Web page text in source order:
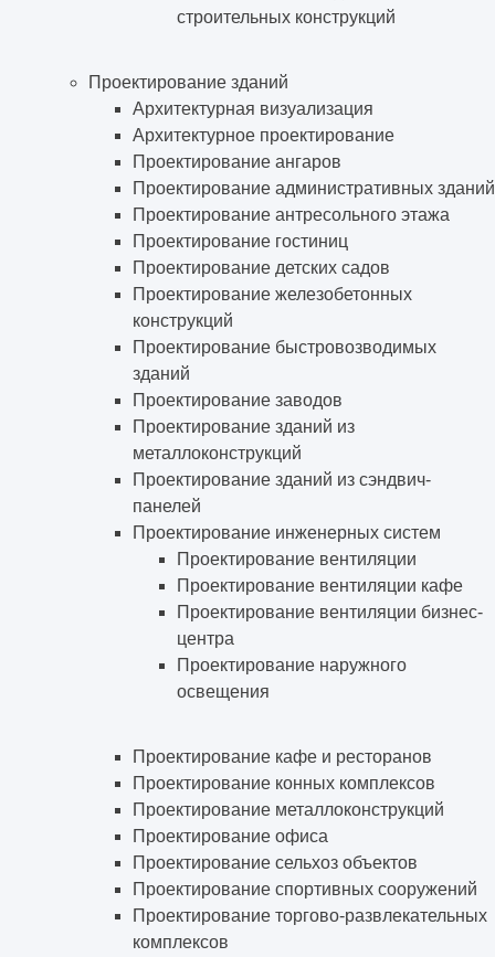
строительных конструкций
Проектирование зданий
Архитектурная визуализация
Архитектурное проектирование
Проектирование ангаров
Проектирование административных зданий
Проектирование антресольного этажа
Проектирование гостиниц
Проектирование детских садов
Проектирование железобетонных
конструкций
Проектирование быстровозводимых
зданий
Проектирование заводов
Проектирование зданий из
металлоконструкций
Проектирование зданий из сэндвич-
панелей
Проектирование инженерных систем
Проектирование вентиляции
Проектирование вентиляции кафе
Проектирование вентиляции бизнес-
центра
Проектирование наружного
освещения
Проектирование кафе и ресторанов
Проектирование конных комплексов
Проектирование металлоконструкций
Проектирование офиса
Проектирование сельхоз объектов
Проектирование спортивных сооружений
Проектирование торгово-развлекательных
комплексов